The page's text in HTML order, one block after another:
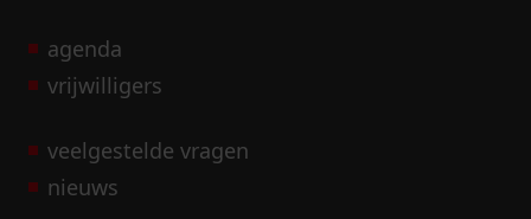
agenda
vrijwilligers
veelgestelde vragen
nieuws